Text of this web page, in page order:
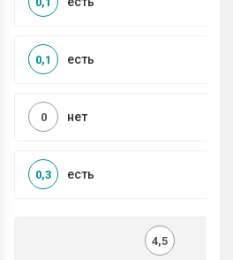
есть
0,1
нет
0
есть
0,3
4,5